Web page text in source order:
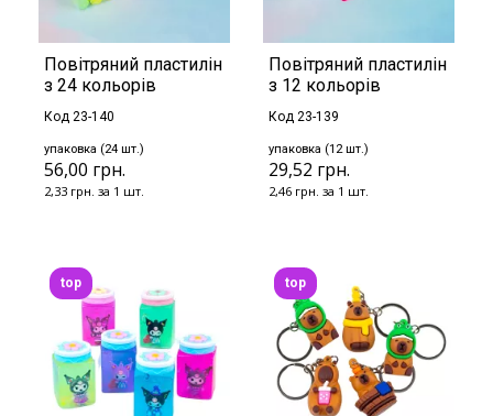
Повітряний пластилін
з 24 кольорів
Код 23-140
упаковка (24 шт.)
56,00 грн.
2,33 грн. за 1 шт.
Повітряний пластилін
з 12 кольорів
Код 23-139
упаковка (12 шт.)
29,52 грн.
2,46 грн. за 1 шт.
top top